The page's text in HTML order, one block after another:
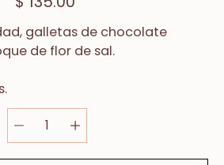
, galletas de chocolate
de flor de sal.